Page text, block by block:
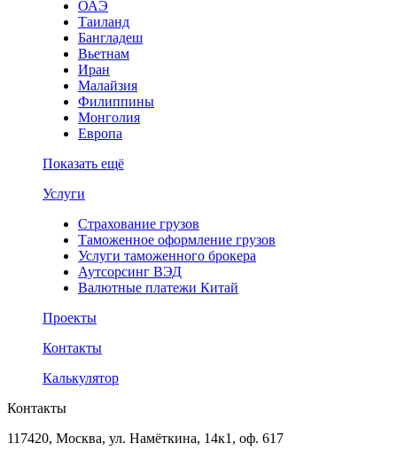
ОАЭ
Таиланд
Бангладеш
Вьетнам
Иран
Малайзия
Филиппины
Монголия
Европа
Показать ещё
Услуги
Страхование грузов
Таможенное оформление грузов
Услуги таможенного брокера
Аутсорсинг ВЭД
Валютные платежи Китай
Проекты
Контакты
Калькулятор
Контакты
117420, Москва, ул. Намёткина, 14к1, оф. 617